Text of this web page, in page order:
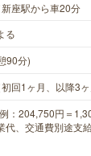
座駅から車20分
る
90分)
回1ヶ月、以降3ヶ
：204,750円＝
代、交通費別途支